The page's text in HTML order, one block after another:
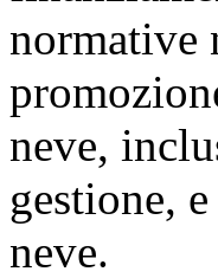
normative
neve,
gestione,
neve.